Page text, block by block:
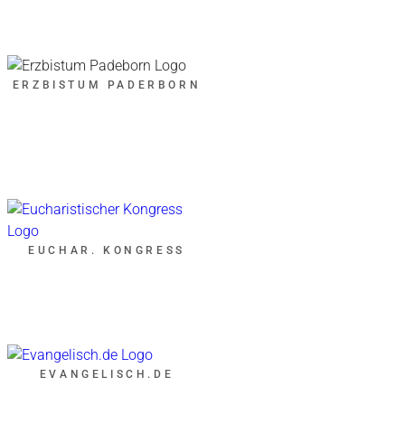
ERZBISTUM PADERBORN
EUCHAR. KONGRESS
EVANGELISCH.DE